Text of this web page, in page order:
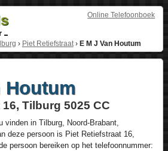
Online Telefoonboek
› Piet Retiefstraat› E M J Van Houtum
Houtum
Tilburg 5025 CC
vinden in Tilburg, Noord-Brabant,
deze persoon is Piet Retiefstraat 16,
persoon bereiken op het telefoonnummer: